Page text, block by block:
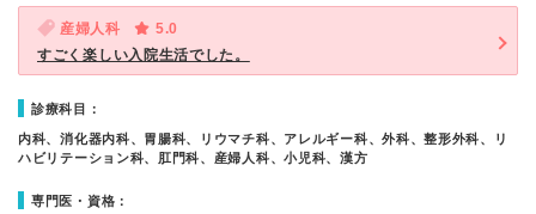
産婦人科
5.0
すごく楽しい入院生活でした。
診療科目：
内科、消化器内科、胃腸科、リウマチ科、アレルギー科、外科、整形外科、リ
ハビリテーション科、肛門科、産婦人科、小児科、漢方
専門医・資格：